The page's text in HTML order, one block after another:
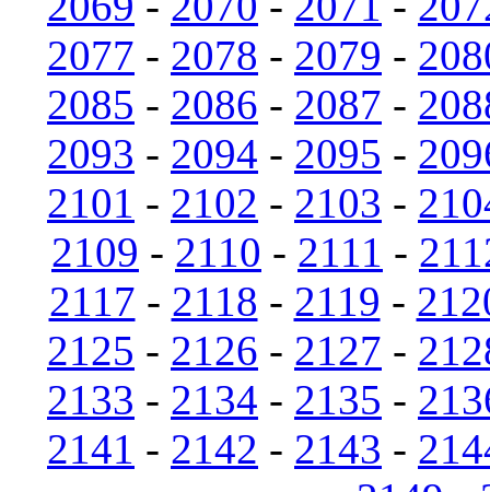
2077 - 2078 - 2079 -
2085 - 2086 - 2087 -
2093 - 2094 - 2095 -
2101 - 2102 - 2103 -
2109 - 2110 - 2111 -
2117 - 2118 - 2119 -
2125 - 2126 - 2127 -
2133 - 2134 - 2135 -
2141 - 2142 - 2143 -